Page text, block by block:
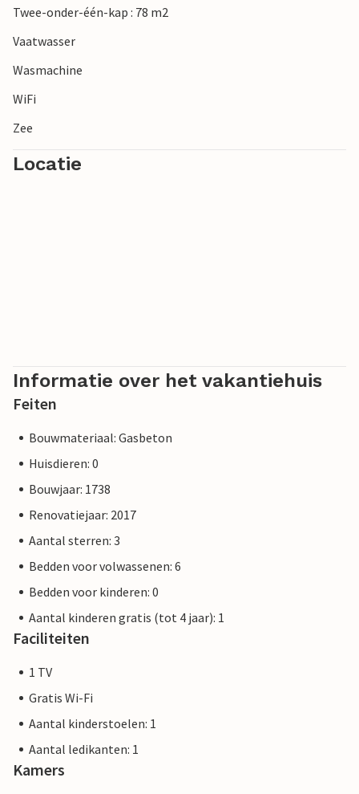
Twee-onder-één-kap : 78 m2
Vaatwasser
Wasmachine
WiFi
Zee
Locatie
Informatie over het vakantiehuis
Feiten
Bouwmateriaal: Gasbeton
Huisdieren: 0
Bouwjaar: 1738
Renovatiejaar: 2017
Aantal sterren: 3
Bedden voor volwassenen: 6
Bedden voor kinderen: 0
Aantal kinderen gratis (tot 4 jaar): 1
Faciliteiten
1 TV
Gratis Wi-Fi
Aantal kinderstoelen: 1
Aantal ledikanten: 1
Kamers